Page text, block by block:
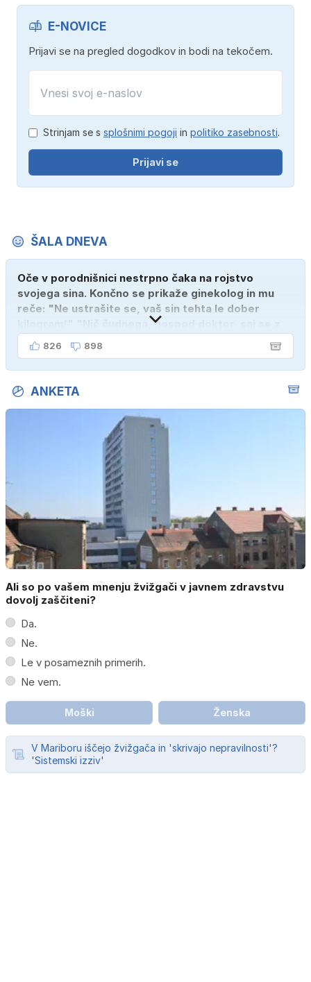
E-NOVICE
Prijavi se na pregled dogodkov in bodi na tekočem.
Strinjam se s splošnimi pogoji in politiko zasebnosti.
Prijavi se
ŠALA DNEVA
Oče v porodnišnici nestrpno čaka na rojstvo
svojega sina. Končno se prikaže ginekolog in mu
reče: "Ne ustrašite se, vaš sin tehta le dober
kilogram!" "Nič čudnega, gospod doktor, saj se z
ženo poznava šele tri mesece."
826 898
ANKETA
Ali so po vašem mnenju žvižgači v javnem zdravstvu
dovolj zaščiteni?
Da.
Ne.
Le v posameznih primerih.
Ne vem.
Moški Ženska
V Mariboru iščejo žvižgača in 'skrivajo nepravilnosti'?
'Sistemski izziv'